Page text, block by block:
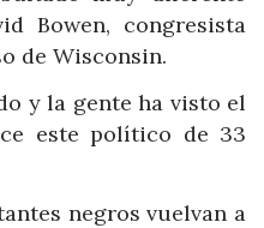
Bowen, congresista
de Wisconsin.
y la gente ha visto el
este político de 33
negros vuelvan a